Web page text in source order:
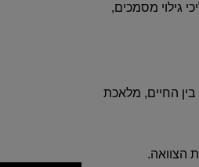
גילוי מסמכים,
החיים, מלאכת
הצוואה.